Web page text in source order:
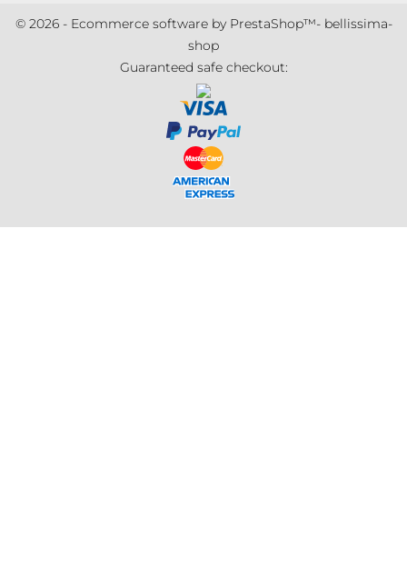
© 2026 - Ecommerce software by PrestaShop™- bellissima-
shop
Guaranteed safe checkout: